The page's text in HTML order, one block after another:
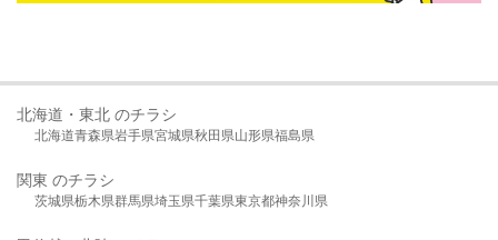
北海道・東北 のチラシ
北海道青森県岩手県宮城県秋田県山形県福島県
関東 のチラシ
茨城県栃木県群馬県埼玉県千葉県東京都神奈川県